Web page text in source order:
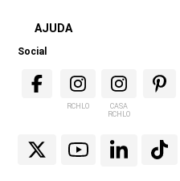
AJUDA
Social
RCHLO
CASA
RCHLO